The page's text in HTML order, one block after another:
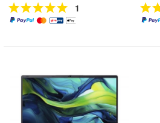
1